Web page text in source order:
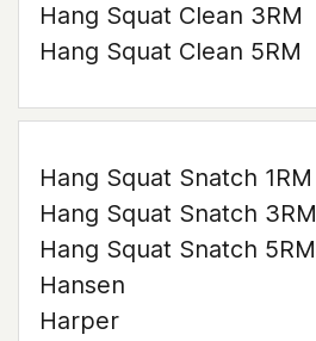
Hang Squat Clean 3RM
Hang Squat Clean 5RM
Hang Squat Snatch 1RM
Hang Squat Snatch 3RM
Hang Squat Snatch 5RM
Hansen
Harper